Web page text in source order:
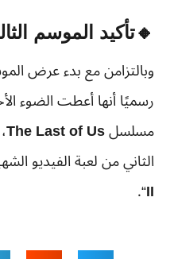
🔸تأكيد الموسم
وبالتزامن مع بدء عرض
رسميًا أنها أعطت الضوء
مسلسلThe Last of Us
الثاني من لعبة الفيديو
II
“.